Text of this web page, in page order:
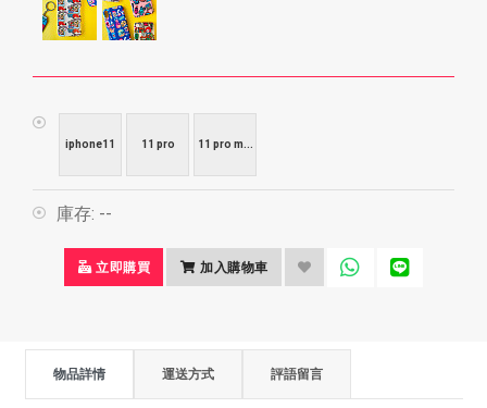
iphone11 11 pro 11 pro m...
庫存: --
立即購買 加入購物車
物品詳情 運送方式 評語留言